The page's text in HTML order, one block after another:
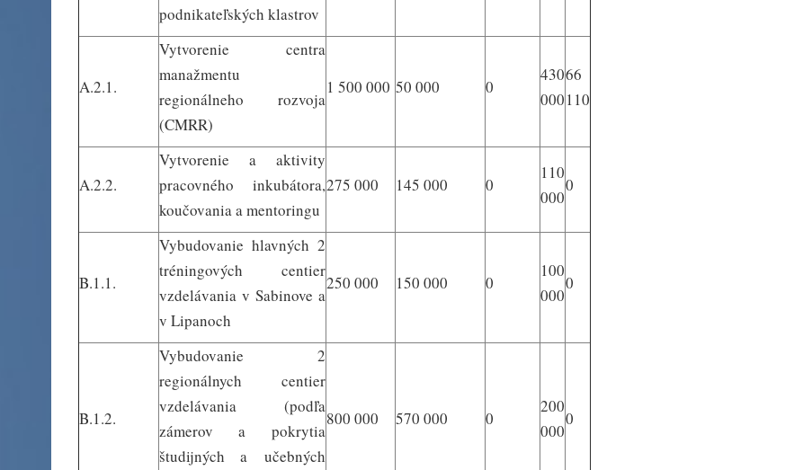
podnikateľských klastrov
A.2.1.
Vytvorenie centra
manažmentu
regionálneho rozvoja
(CMRR)
1 500 000 50 000 0
430
000
66
110
A.2.2.
Vytvorenie a aktivity
pracovného inkubátora,
koučovania a mentoringu
275 000 145 000 0
110
000
0
B.1.1.
Vybudovanie hlavných 2
tréningových centier
vzdelávania v Sabinove a
v Lipanoch
250 000 150 000 0
100
000
0
B.1.2.
Vybudovanie 2
regionálnych centier
vzdelávania (podľa
zámerov a pokrytia
študijných a učebných
800 000 570 000 0
200
000
0